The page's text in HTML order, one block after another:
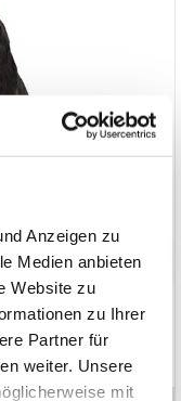
Anzeigen zu
Medien anbieten
Website zu
zu Ihrer
Partner für
weiter. Unsere
mit